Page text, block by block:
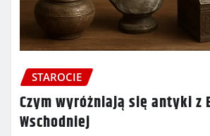
STAROCIE
Czym wyróżniają się antyki z
Wschodniej